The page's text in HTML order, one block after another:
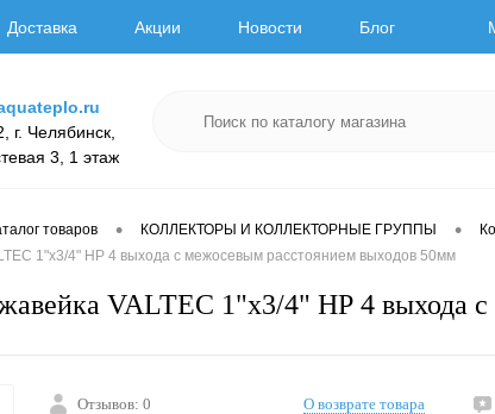
Доставка Акции Новости Блог
г. Челябинск,
3, 1 этаж
товаров • КОЛЛЕКТОРЫ И КОЛЛЕКТОРНЫЕ ГРУППЫ •
1"х3/4" НР 4 выхода с межосевым расстоянием выходов 50мм
VALTEC 1"х3/4" НР 4 выхода
Отзывов: 0 О возврате товара